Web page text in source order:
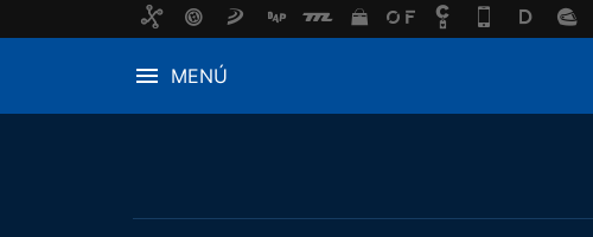
MENÚ